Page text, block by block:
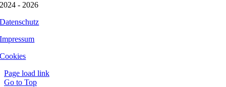
2024 - 2026
Datenschutz
Impressum
Cookies
Page load link
Go to Top